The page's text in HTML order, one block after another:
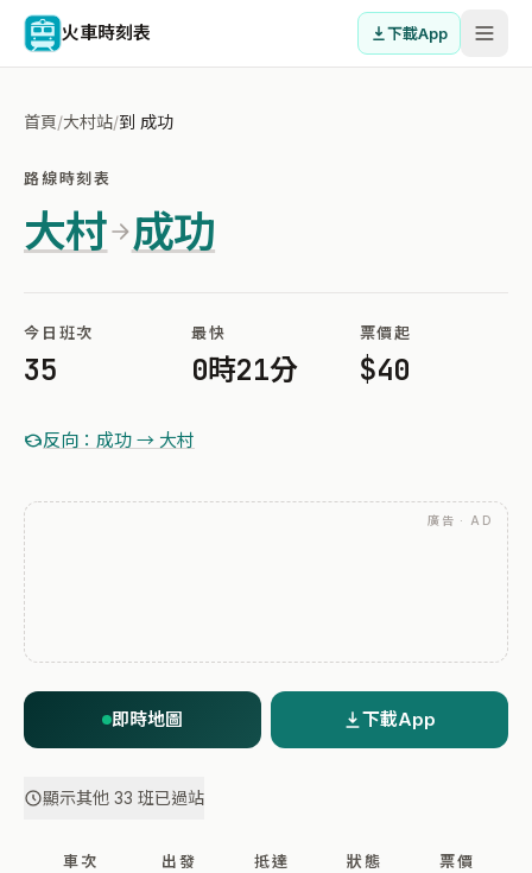
火車時刻表 下載App
首頁/大村站/到 成功
路線時刻表
大村 成功
今日班次
35
最快
0時21分
票價起
$40
反向：成功 → 大村
廣告 · AD
即時地圖 下載App
顯示其他 33 班已過站
車次 出發 抵達 狀態 票價